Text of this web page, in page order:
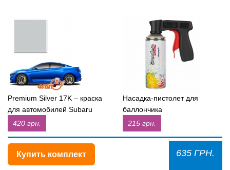
Premium Silver 17K – краска
для автомобилей Subaru
420 грн.
Насадка-пистолет для
баллончика
215 грн.
Купить комплект 635 ГРН.